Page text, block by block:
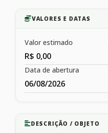
VALORES E DATAS
Valor estimado
R$ 0,00
Data de abertura
06/08/2026
DESCRIÇÃO / OBJETO